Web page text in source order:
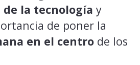
la tecnología y
de poner la
en el centro de los